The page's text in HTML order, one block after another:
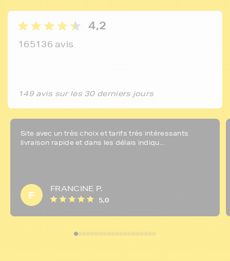
4,2
165136 avis
149 avis sur les 30 derniers jours
Site avec un très choix et tarifs très intéressants
livraison rapide et dans les délais indiqu...
F
FRANCINE P.
5,0